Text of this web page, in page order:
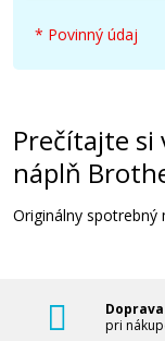
* Povinný údaj
Prečítajte si
náplň
Originálny spotrebný
pri